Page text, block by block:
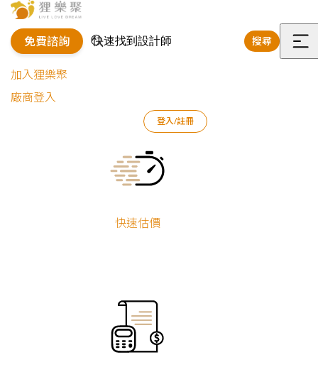
免費諮詢 搜尋
選
加入狸樂聚
廠商登入
登入/註冊
快速估價
案例文章
Current:
深生活｜獨享視聽宅